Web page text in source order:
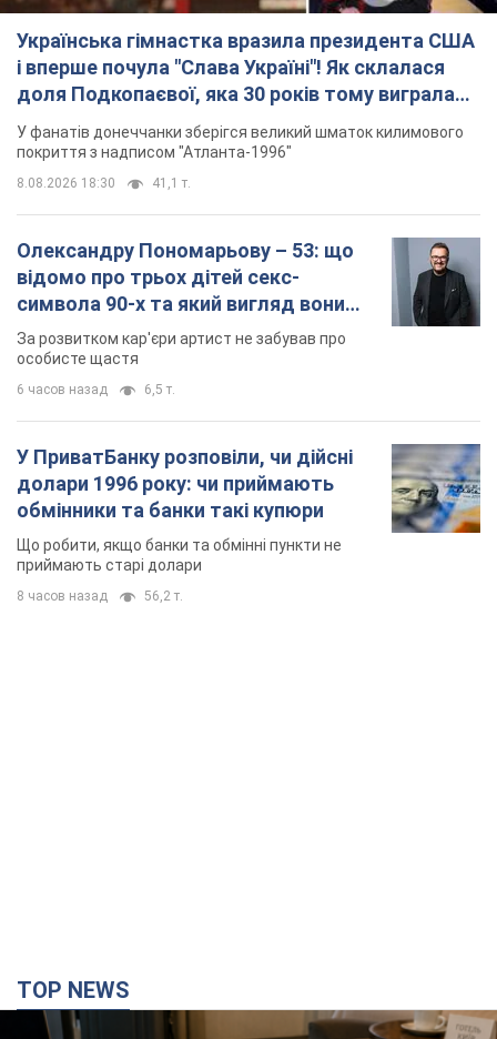
Українська гімнастка вразила президента США
і вперше почула "Слава Україні"! Як склалася
доля Подкопаєвої, яка 30 років тому виграла
"золото" Олімпіади
У фанатів донеччанки зберігся великий шматок килимового
покриття з надписом "Атланта-1996"
8.08.2026 18:30 41,1 т.
Олександру Пономарьову – 53: що
відомо про трьох дітей секс-
символа 90-х та який вигляд вони
мають
За розвитком кар'єри артист не забував про
особисте щастя
6 часов назад 6,5 т.
У ПриватБанку розповіли, чи дійсні
долари 1996 року: чи приймають
обмінники та банки такі купюри
Що робити, якщо банки та обмінні пункти не
приймають старі долари
8 часов назад 56,2 т.
TOP NEWS